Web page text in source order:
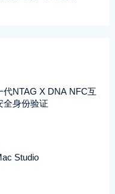
代NTAG X DNA NFC互
全身份验证
Studio